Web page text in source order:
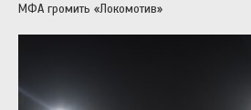
МФА громить «Локомотив»